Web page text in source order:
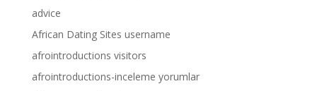
advice
African Dating Sites username
afrointroductions visitors
afrointroductions-inceleme yorumlar